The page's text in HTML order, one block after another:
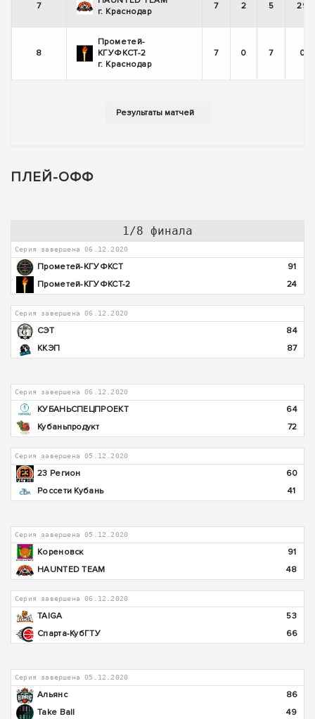
7
г. Краснодар
7 2 5 29
8
Прометей-
КГУФКСТ-2
г. Краснодар
7 0 7 0
ПЛЕЙ-ОФФ
1/8 финала
Серия завершена 06.12.2020
Прометей-КГУФКСТ
91
Прометей-КГУФКСТ-2
24
Серия завершена 06.12.2020
СЭТ
84
ККЭП
87
Серия завершена 06.12.2020
КУБАНЬСПЕЦПРОЕКТ
64
Кубаньпродукт
72
Серия завершена 05.12.2020
23 Регион
60
Россети Кубань
41
Серия завершена 05.12.2020
Кореновск
91
HAUNTED TEAM
48
Серия завершена 06.12.2020
TAIGA
53
Спарта-КубГТУ
66
Серия завершена 05.12.2020
Альянс
86
Take Ball
49